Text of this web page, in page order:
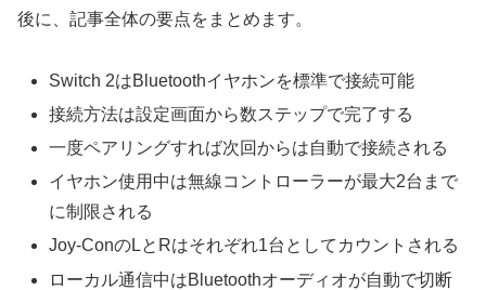
後に、記事全体の要点をまとめます。
Switch 2はBluetoothイヤホンを標準で接続可能
接続方法は設定画面から数ステップで完了する
一度ペアリングすれば次回からは自動で接続される
イヤホン使用中は無線コントローラーが最大2台まで
に制限される
Joy-ConのLとRはそれぞれ1台としてカウントされる
ローカル通信中はBluetoothオーディオが自動で切断